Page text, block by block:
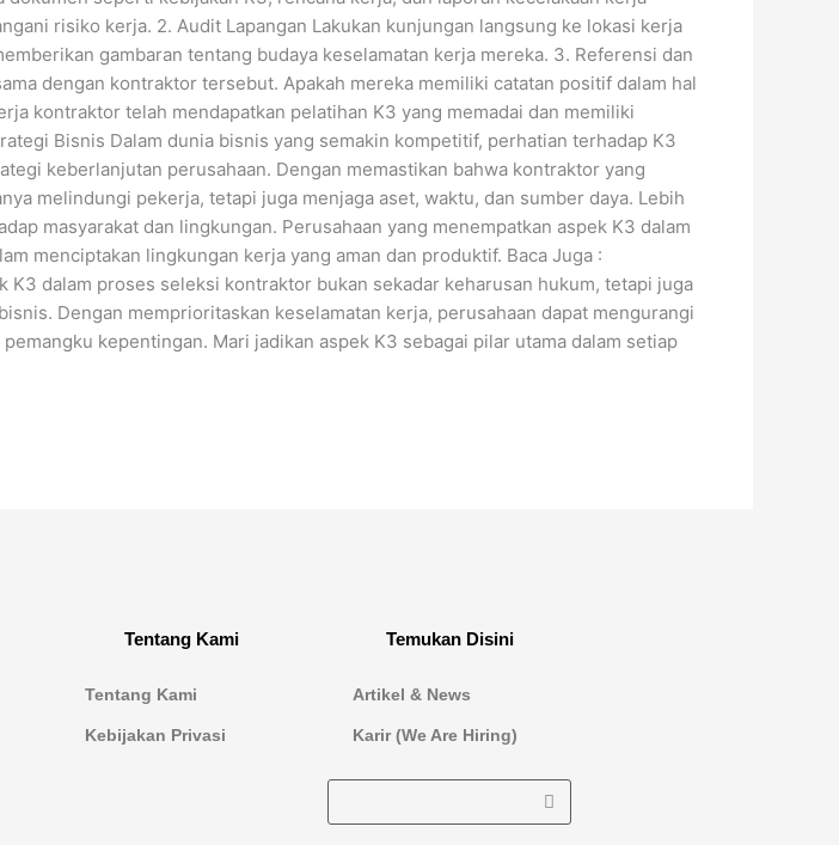
risiko kerja. 2. Audit Lapangan Lakukan kunjungan langsung ke lokasi kerja
gambaran tentang budaya keselamatan kerja mereka. 3. Referensi dan
dengan kontraktor tersebut. Apakah mereka memiliki catatan positif dalam hal
kontraktor telah mendapatkan pelatihan K3 yang memadai dan memiliki
Bisnis Dalam dunia bisnis yang semakin kompetitif, perhatian terhadap K3
keberlanjutan perusahaan. Dengan memastikan bahwa kontraktor yang
melindungi pekerja, tetapi juga menjaga aset, waktu, dan sumber daya. Lebih
masyarakat dan lingkungan. Perusahaan yang menempatkan aspek K3 dalam
menciptakan lingkungan kerja yang aman dan produktif. Baca Juga :
K3 dalam proses seleksi kontraktor bukan sekadar keharusan hukum, tetapi juga
Dengan memprioritaskan keselamatan kerja, perusahaan dapat mengurangi
kepentingan. Mari jadikan aspek K3 sebagai pilar utama dalam setiap
Tentang Kami
Tentang Kami
Kebijakan Privasi
Temukan Disini
Artikel & News
Karir (We Are Hiring)